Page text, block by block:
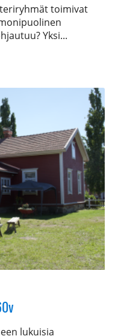
toimivat
Yksi...
lukuisia